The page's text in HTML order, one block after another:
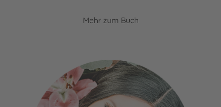
Mehr zum Buch